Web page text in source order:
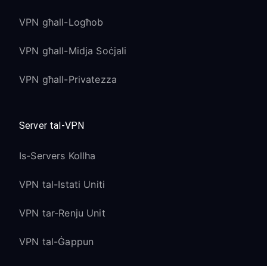
VPN għall-Logħob
VPN għall-Midja Soċjali
VPN għall-Privatezza
Server tal-VPN
Is-Servers Kollha
VPN tal-Istati Uniti
VPN tar-Renju Unit
VPN tal-Ġappun